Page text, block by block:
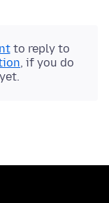
to reply to
, if you do